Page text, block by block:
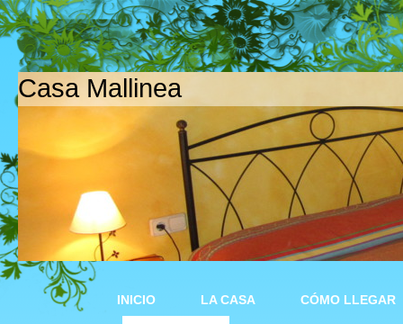
Casa Mallinea
INICIO LA CASA CÓMO LLEGAR